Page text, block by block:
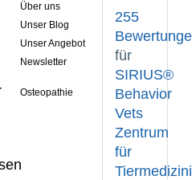
Über uns
Unser Blog
Unser Angebot
Newsletter
Osteopathie
255
für
SIRIUS®
Behavior
Vets
Zentrum
für